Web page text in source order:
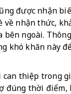
được nhận
về nhận thức,
ngoài.
khó khăn này
thiệp trong
đúng thời điểm,